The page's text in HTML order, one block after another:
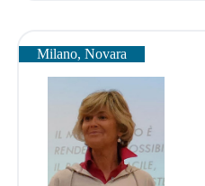
Milano, Novara